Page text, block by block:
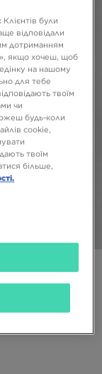
були
відповідали
дотриманням
якщо хочеш, щоб
на нашому
для тебе
твоїм
чи
будь-коли
cookie,
твоїм
більше,